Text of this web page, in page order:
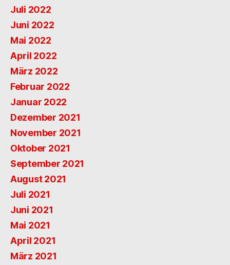
Juli 2022
Juni 2022
Mai 2022
April 2022
März 2022
Februar 2022
Januar 2022
Dezember 2021
November 2021
Oktober 2021
September 2021
August 2021
Juli 2021
Juni 2021
Mai 2021
April 2021
März 2021